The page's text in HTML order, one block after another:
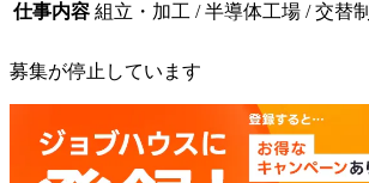
仕事内容 組立・加工 / 半導体工場 / 交替制
募集が停止しています